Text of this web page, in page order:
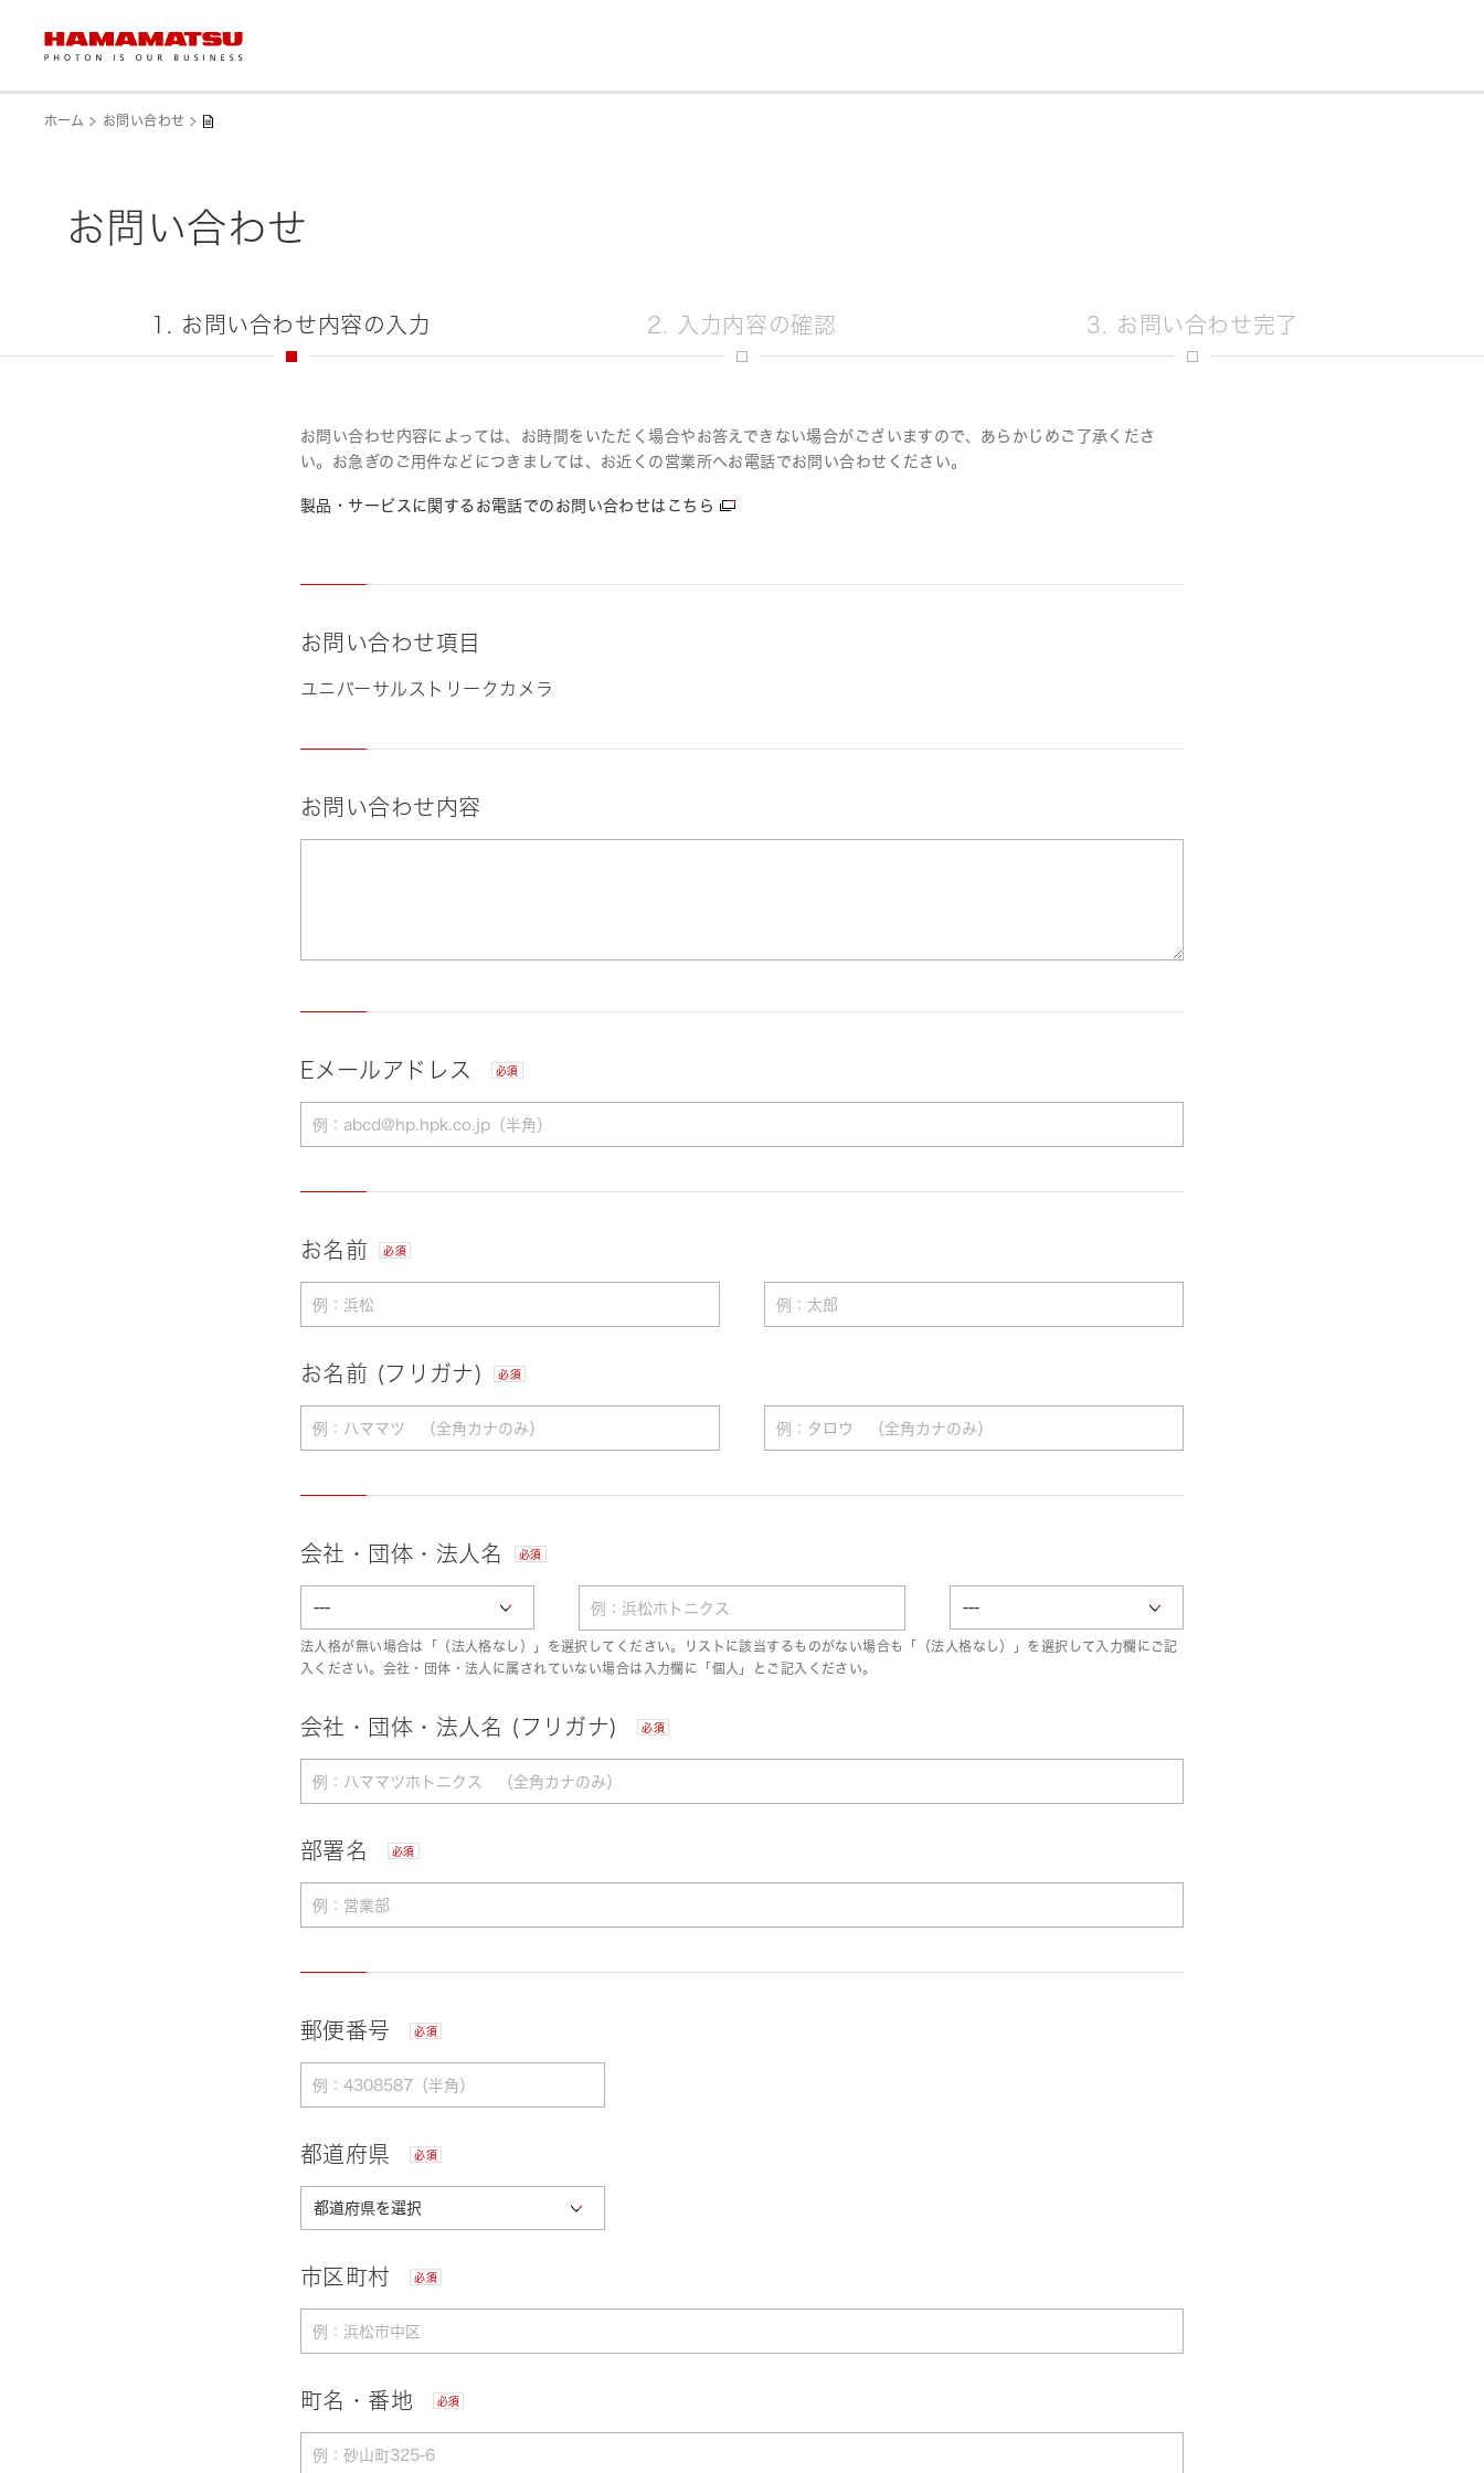
ホーム お問い合わせ
お問い合わせ
1. お問い合わせ内容の入力 2. 入力内容の確認 3. お問い合わせ完了
お問い合わせ内容によっては、お時間をいただく場合やお答えできない場合がございますので、あらかじめご了承くださ
い。お急ぎのご用件などにつきましては、お近くの営業所へお電話でお問い合わせください。
製品・サービスに関するお電話でのお問い合わせはこちら
お問い合わせ項目
ユニバーサルストリークカメラ
お問い合わせ内容
Eメールアドレス 必須
お名前 必須
お名前 (フリガナ) 必須
会社・団体・法人名 必須
法人格が無い場合は「（法人格なし）」を選択してください。リストに該当するものがない場合も「（法人格なし）」を選択して入力欄にご記
入ください。会社・団体・法人に属されていない場合は入力欄に「個人」とご記入ください。
会社・団体・法人名 (フリガナ) 必須
部署名 必須
郵便番号 必須
都道府県 必須
市区町村 必須
町名・番地 必須